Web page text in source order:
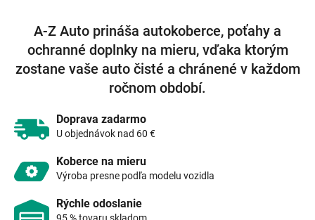
i
e
p
r
v
s
n
i
e
A-Z Auto prináša autokoberce, poťahy a
ochranné doplnky na mieru, vďaka ktorým
zostane vaše auto čisté a chránené v každom
ročnom období.
Doprava zadarmo
U objednávok nad 60 €
Koberce na mieru
Výroba presne podľa modelu vozidla
Rýchle odoslanie